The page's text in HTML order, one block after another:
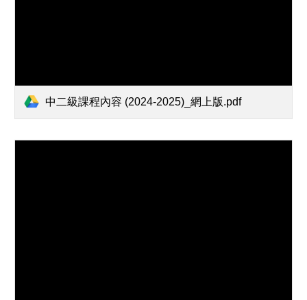
中二級課程內容 (2024-2025)_網上版.pdf